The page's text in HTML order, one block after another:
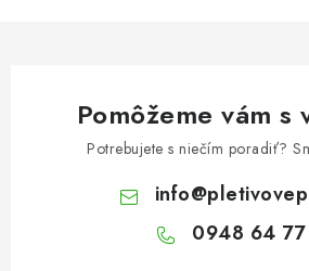
Pomôžeme vám s
Potrebujete s niečím poradiť?
info@
0948 64 77